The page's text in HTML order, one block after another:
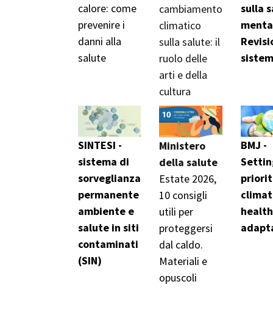
calore: come
prevenire i
danni alla
salute
cambiamento
climatico
sulla salute: il
ruolo delle
arti e della
cultura
sulla
SINTESI -
sistema di
sorveglianza
permanente
ambiente e
salute in siti
contaminati
(SIN)
Ministero
della salute
Estate 2026,
10 consigli
utili per
proteggersi
dal caldo.
Materiali e
opuscoli
BMJ -
health